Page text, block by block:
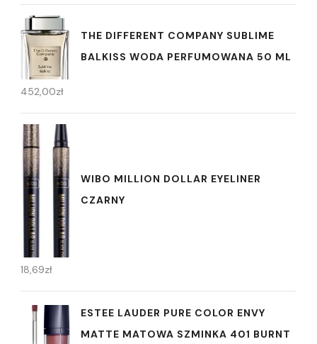
THE DIFFERENT COMPANY SUBLIME
BALKISS WODA PERFUMOWANA 50 ML
452,00zł
WIBO MILLION DOLLAR EYELINER
CZARNY
18,69zł
ESTEE LAUDER PURE COLOR ENVY
MATTE MATOWA SZMINKA 401 BURNT